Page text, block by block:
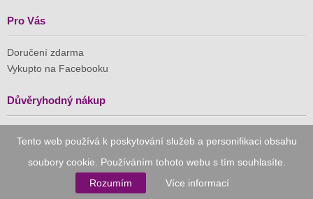
Tento web používá k poskytování služeb a personifikaci obsahu
soubory cookie. Používáním tohoto webu s tím souhlasíte.
Rozumím
Více informací
Pro Vás
Doručení zdarma
Vykupto na Facebooku
Důvěryhodný nákup
Naše společnost je členem Asociace pro elektronickou
komerci (APEK)